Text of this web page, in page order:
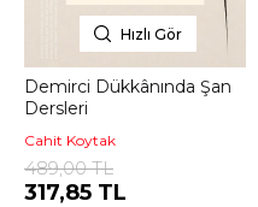
Hızlı Gör
Demirci Dükkânında Şan
Dersleri
Cahit Koytak
489,00 TL
317,85 TL